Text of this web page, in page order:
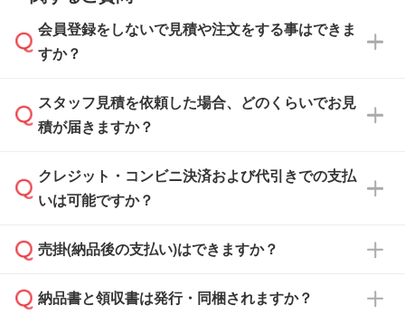
会員登録をしないで見積や注文をする事はできま
すか？
可能です。見積・注文フォームにて『ゲストの
まま進む』ボタンからお進みのうえ、ご依頼く
スタッフ見積を依頼した場合、どのくらいでお見
積が届きますか？
通常、翌営業日までにお送りしております。混
雑状況によっては、お時間をいただくこともご
依頼いただいた場合は、翌営業日以降のご連絡
クレジット・コンビニ決済および代引きでの支払
いは可能ですか？
銀行振込のみのご対応となります。
売掛(納品後の支払い)はできますか？
基本的には先入金をお願いしておりますが、自
納品書と領収書は発行・同梱されますか？